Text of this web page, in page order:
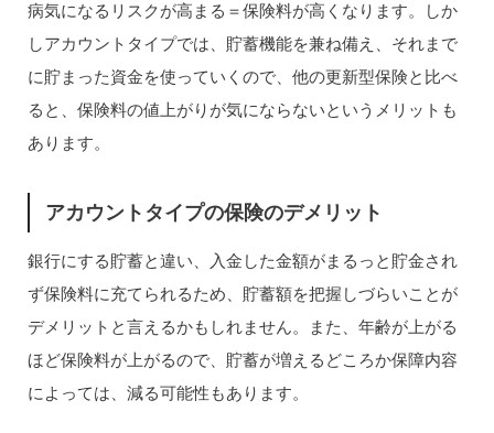
病気になるリスクが高まる＝保険料が高くなります。しか
しアカウントタイプでは、貯蓄機能を兼ね備え、それまで
に貯まった資金を使っていくので、他の更新型保険と比べ
ると、保険料の値上がりが気にならないというメリットも
あります。
アカウントタイプの保険のデメリット
銀行にする貯蓄と違い、入金した金額がまるっと貯金され
ず保険料に充てられるため、貯蓄額を把握しづらいことが
デメリットと言えるかもしれません。また、年齢が上がる
ほど保険料が上がるので、貯蓄が増えるどころか保障内容
によっては、減る可能性もあります。